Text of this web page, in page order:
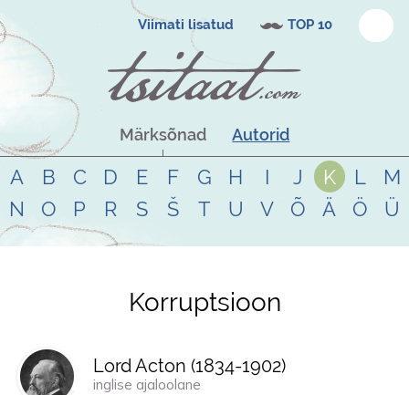
Viimati lisatud TOP 10
Märksõnad Autorid
A B C D E F G H I J K L
M
N
O P R S Š T U V Õ Ä Ö Ü
Tsitaadid teemalkorruptsioon
Korruptsioon
Lord Acton (1834-1902)
inglise ajaloolane